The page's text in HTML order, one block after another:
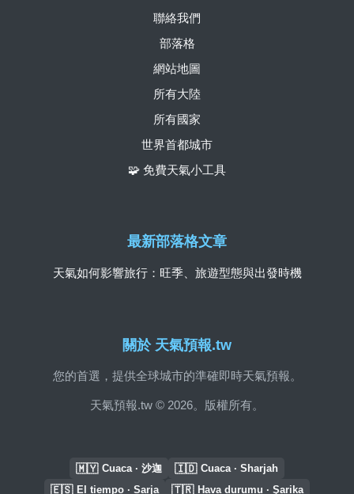
關於 天氣預報.tw
您的首選，提供全球城市的準確即時天氣預報。
天氣預報.tw © 2026。版權所有。
聯絡我們
部落格
網站地圖
所有大陸
所有國家
世界首都城市
🧩 免費天氣小工具
最新部落格文章
天氣如何影響旅行：旺季、旅遊型態與出發時機
🇲🇾 Cuaca · 沙迦 🇮🇩 Cuaca · Sharjah
🇪🇸 El tiempo · Sarja 🇹🇷 Hava durumu · Şarika